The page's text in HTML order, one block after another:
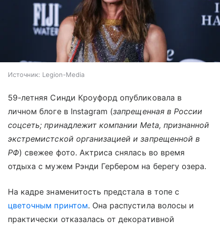
Источник: Legion-Media
59-летняя Синди Кроуфорд опубликовала в
личном блоге в Instagram (запрещенная в России
соцсеть; принадлежит компании Meta, признанной
экстремистской организацией и запрещенной в
РФ) свежее фото. Актриса снялась во время
отдыха с мужем Рэнди Гербером на берегу озера.
На кадре знаменитость предстала в топе с
цветочным принтом. Она распустила волосы и
практически отказалась от декоративной